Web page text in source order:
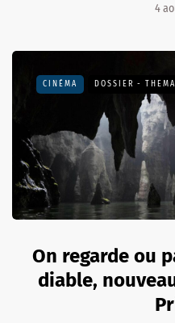
4
CINÉMA DOSSIER - THEMA
On regarde ou
diable,